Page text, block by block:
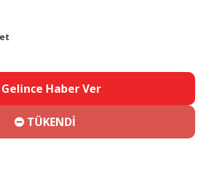
Gelince Haber Ver
TÜKENDİ